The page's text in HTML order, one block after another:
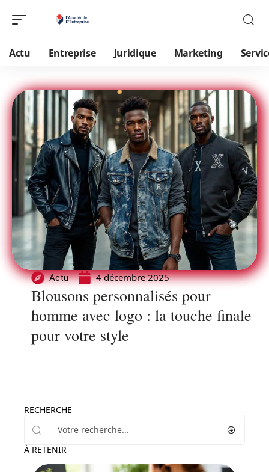
Actu Entreprise Juridique Marketing
Actu 4 décembre 2025
Blousons personnalisés pour
homme avec logo : la touche finale
pour votre style
RECHERCHE
À RETENIR